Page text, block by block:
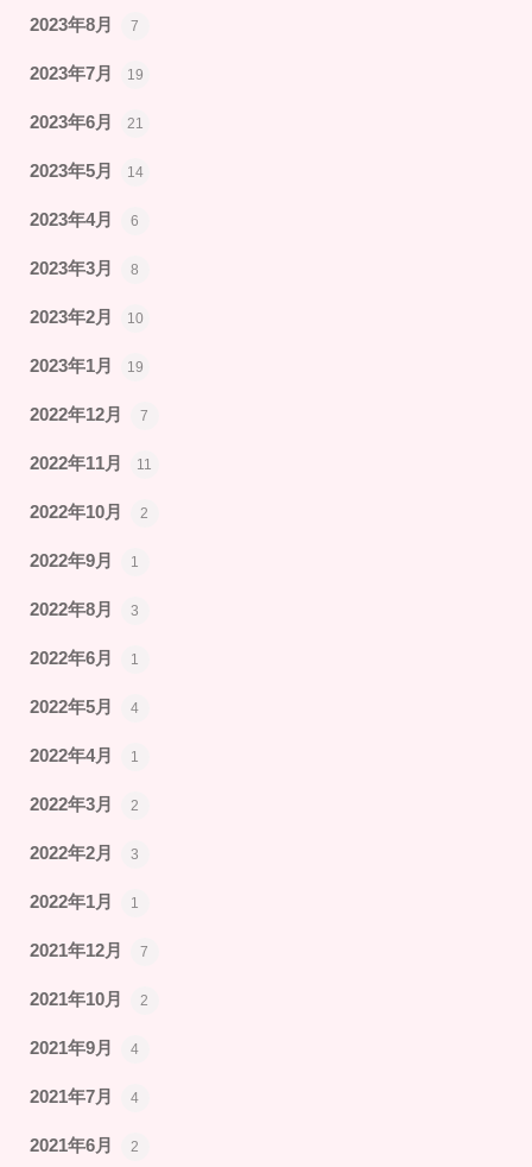
2023年8月 7
2023年7月 19
2023年6月 21
2023年5月 14
2023年4月 6
2023年3月 8
2023年2月 10
2023年1月 19
2022年12月 7
2022年11月 11
2022年10月 2
2022年9月 1
2022年8月 3
2022年6月 1
2022年5月 4
2022年4月 1
2022年3月 2
2022年2月 3
2022年1月 1
2021年12月 7
2021年10月 2
2021年9月 4
2021年7月 4
2021年6月 2